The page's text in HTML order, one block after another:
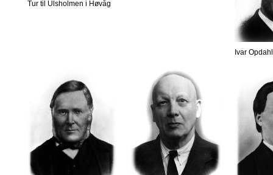
Tur til Ulsholmen i Høvåg
Ivar Opdahl